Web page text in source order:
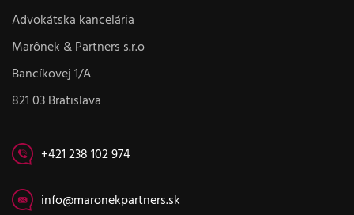
Advokátska kancelária
Marônek & Partners s.r.o
Bancíkovej 1/A
821 03 Bratislava
+421 238 102 974
info@maronekpartners.sk